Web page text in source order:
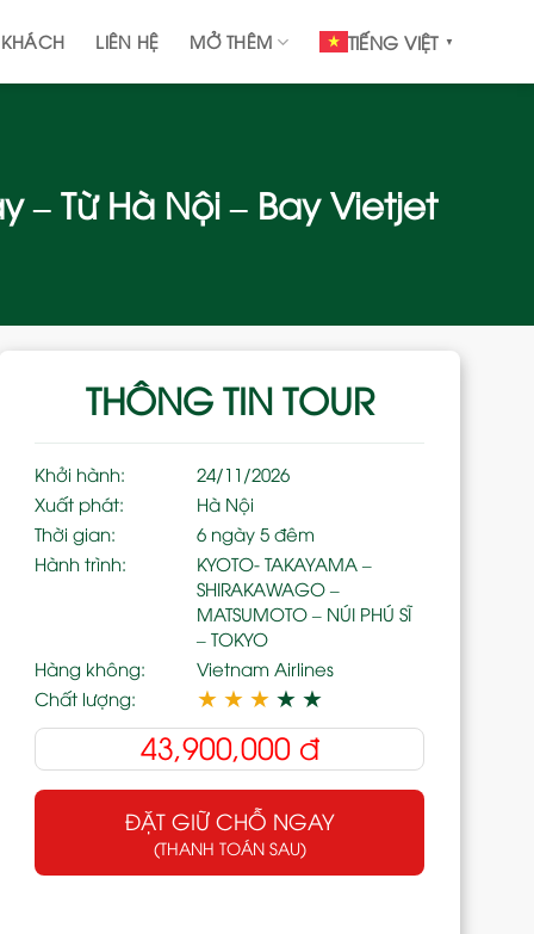
LIÊN HỆ MỞ THÊM TIẾNG VIỆT ▼
– Từ Hà Nội – Bay Vietjet
THÔNG TIN TOUR
Khởi hành:
24/11/2026
Xuất phát:
Hà Nội
Thời gian:
6 ngày 5 đêm
Hành trình:
KYOTO- TAKAYAMA –
SHIRAKAWAGO –
MATSUMOTO – NÚI PHÚ SĨ
– TOKYO
Hàng không:
Vietnam Airlines
Chất lượng:
★ ★ ★ ★ ★
43,900,000đ
ĐẶT GIỮ CHỖ NGAY
(THANH TOÁN SAU)